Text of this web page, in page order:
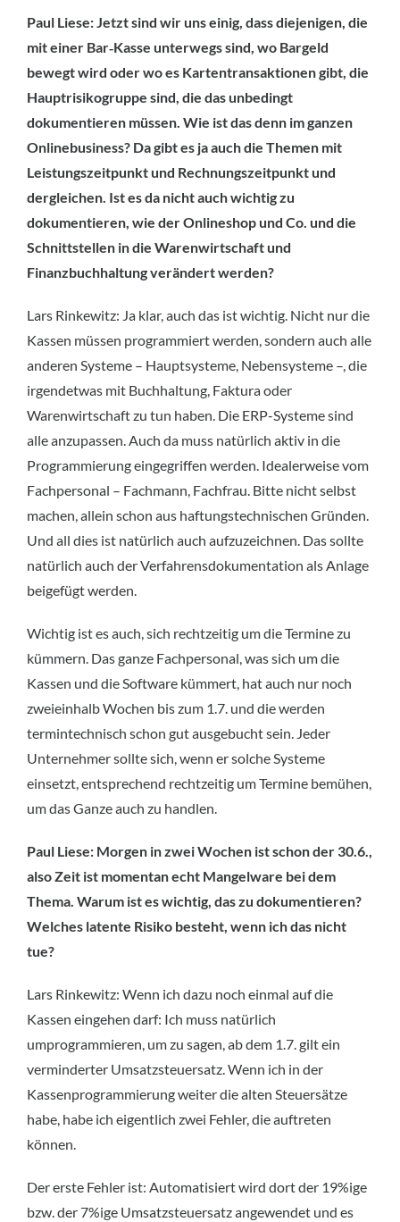
Paul Liese: Jetzt sind wir uns einig, dass diejenigen, die
mit einer Bar‑Kasse unterwegs sind, wo Bargeld
bewegt wird oder wo es Kartentransaktionen gibt, die
Hauptrisikogruppe sind, die das unbedingt
dokumentieren müssen. Wie ist das denn im ganzen
Onlinebusiness? Da gibt es ja auch die Themen mit
Leistungszeitpunkt und Rechnungszeitpunkt und
dergleichen. Ist es da nicht auch wichtig zu
dokumentieren, wie der Onlineshop und Co. und die
Schnittstellen in die Warenwirtschaft und
Finanzbuchhaltung verändert werden?
Lars Rinkewitz: Ja klar, auch das ist wichtig. Nicht nur die
Kassen müssen programmiert werden, sondern auch alle
anderen Systeme – Hauptsysteme, Nebensysteme –, die
irgendetwas mit Buchhaltung, Faktura oder
Warenwirtschaft zu tun haben. Die ERP-Systeme sind
alle anzupassen. Auch da muss natürlich aktiv in die
Programmierung eingegriffen werden. Idealerweise vom
Fachpersonal – Fachmann, Fachfrau. Bitte nicht selbst
machen, allein schon aus haftungstechnischen Gründen.
Und all dies ist natürlich auch aufzuzeichnen. Das sollte
natürlich auch der Verfahrensdokumentation als Anlage
beigefügt werden.
Wichtig ist es auch, sich rechtzeitig um die Termine zu
kümmern. Das ganze Fachpersonal, was sich um die
Kassen und die Software kümmert, hat auch nur noch
zweieinhalb Wochen bis zum 1.7. und die werden
termintechnisch schon gut ausgebucht sein. Jeder
Unternehmer sollte sich, wenn er solche Systeme
einsetzt, entsprechend rechtzeitig um Termine bemühen,
um das Ganze auch zu handlen.
Paul Liese: Morgen in zwei Wochen ist schon der 30.6.,
also Zeit ist momentan echt Mangelware bei dem
Thema. Warum ist es wichtig, das zu dokumentieren?
Welches latente Risiko besteht, wenn ich das nicht
tue?
Lars Rinkewitz: Wenn ich dazu noch einmal auf die
Kassen eingehen darf: Ich muss natürlich
umprogrammieren, um zu sagen, ab dem 1.7. gilt ein
verminderter Umsatzsteuersatz. Wenn ich in der
Kassenprogrammierung weiter die alten Steuersätze
habe, habe ich eigentlich zwei Fehler, die auftreten
können.
Der erste Fehler ist: Automatisiert wird dort der 19%ige
bzw. der 7%ige Umsatzsteuersatz angewendet und es